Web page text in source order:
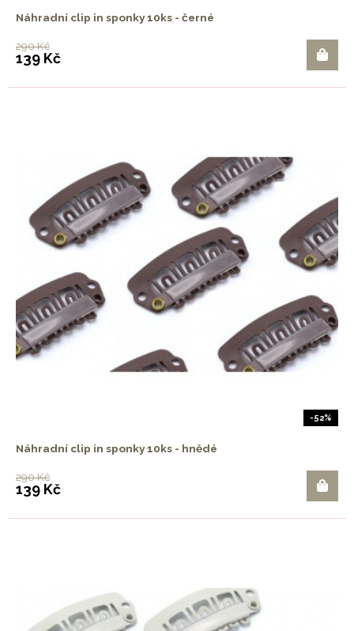
Náhradní clip in sponky 10ks - černé
290 Kč
139 Kč
-52%
Náhradní clip in sponky 10ks - hnědé
290 Kč
139 Kč